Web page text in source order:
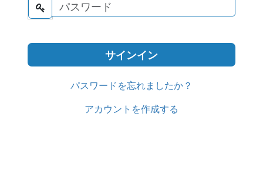

パスワードを忘れましたか？
アカウントを作成する